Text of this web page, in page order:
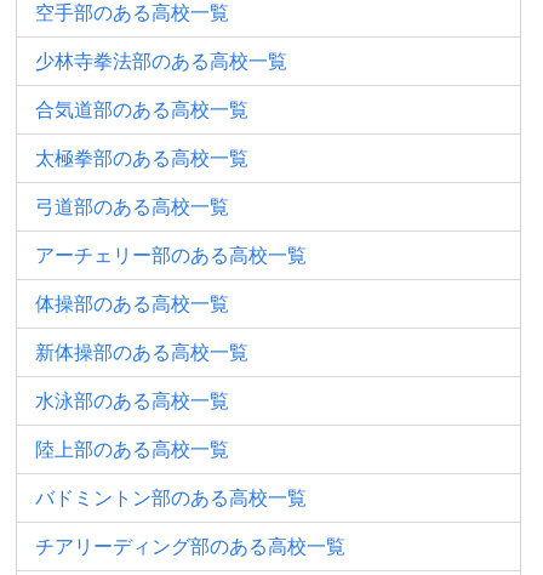
空手部のある高校一覧
少林寺拳法部のある高校一覧
合気道部のある高校一覧
太極拳部のある高校一覧
弓道部のある高校一覧
アーチェリー部のある高校一覧
体操部のある高校一覧
新体操部のある高校一覧
水泳部のある高校一覧
陸上部のある高校一覧
バドミントン部のある高校一覧
チアリーディング部のある高校一覧